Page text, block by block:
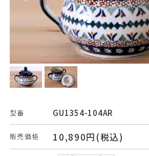
型番 GU1354-104AR
販売価格 10,890円(税込)